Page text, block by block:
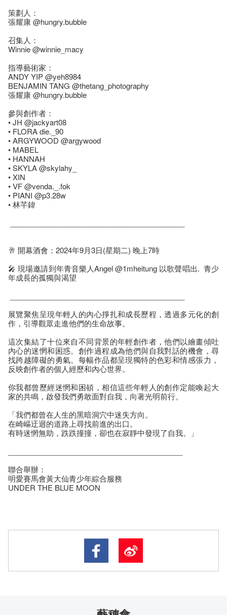
策劃人：
張耀康 @hungry.bubble
召集人：
Winnie @winnie_macy
指導藝術家：
ANDY YIP @yeh8984
BENJAMIN TANG @thetang_photography
張耀康 @hungry.bubble
參與創作者：
• JH @jackyart08
• FLORA die._90
• ARGYWOOD @argywood
• MABEL
• HANNAH
• SKYLA @skylahy_
• XIN
• VF @venda._.fok
• PIANI @p3.28w
• 林芊鍏
🥂 開幕酒會：2024年9月3日(星期二) 晚上7時
🎤 現場邀請到年青音樂人Angel @1mheitung 以歌聲唱出. 青少
年成長的孤獨與渴望
展覽聚焦呈現年輕人的內心掙扎和成長歷程，透過多元化的創
作，引導觀眾走進他們的生命故事。
這次集結了十位來自不同背景的年輕創作者，他們以繪畫傾吐
內心的迷惘和困惑。創作過程成為他們與自我對話的機會，尋
找跨越障礙的勇氣。每幅作品都呈現獨特的色彩和情感張力，
反映創作者的個人經歷和內心世界。
你我都曾歷經迷惘和困頓，相信這些年輕人的創作定能喚起大
家的共鳴，啟發我們勇敢面對自我，向著光明前行。
「我們都曾在人生的黑暗洞穴中迷失方向。
在崎嶇迂迴的道路上尋找前進的出口。
有時迷惘無助，跌跌撞撞，卻也在寂靜中發現了自我。」
聯合舉辦：
明愛賽馬會黃大仙青少年綜合服務
UNDER THE BLUE MOON